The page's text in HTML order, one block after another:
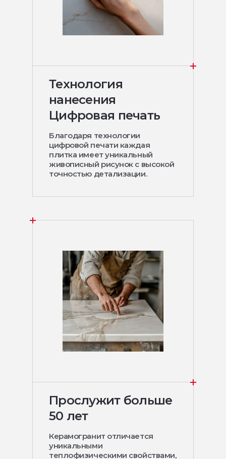
Технология
нанесения
Цифровая печать
Благодаря технологии
цифровой печати каждая
плитка имеет уникальный
живописный рисунок с высокой
точностью детализации.
Прослужит больше
50 лет
Керамогранит отличается
уникальными
теплофизическими свойствами,